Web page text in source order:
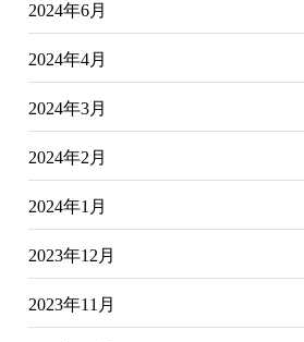
2024年6月
2024年4月
2024年3月
2024年2月
2024年1月
2023年12月
2023年11月